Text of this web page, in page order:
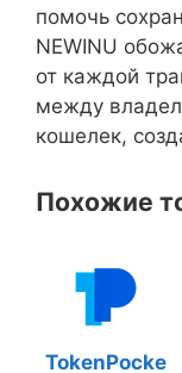
помочь
NEWINU
от каждой
между
кошелек,
Похожие
TokenPocke